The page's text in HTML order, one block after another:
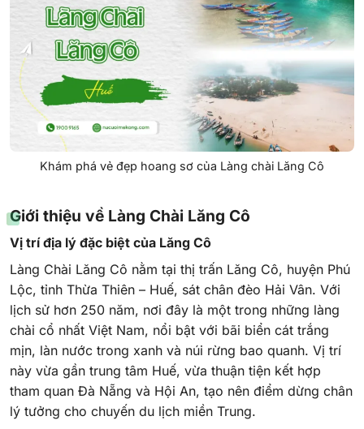
Khám phá vẻ đẹp hoang sơ của Làng chài Lăng Cô
Giới thiệu về Làng Chài Lăng Cô
Vị trí địa lý đặc biệt của Lăng Cô
Làng Chài Lăng Cô nằm tại thị trấn Lăng Cô, huyện Phú
Lộc, tỉnh Thừa Thiên – Huế, sát chân đèo Hải Vân. Với
lịch sử hơn 250 năm, nơi đây là một trong những làng
chài cổ nhất Việt Nam, nổi bật với bãi biển cát trắng
mịn, làn nước trong xanh và núi rừng bao quanh. Vị trí
này vừa gần trung tâm Huế, vừa thuận tiện kết hợp
tham quan Đà Nẵng và Hội An, tạo nên điểm dừng chân
lý tưởng cho chuyến du lịch miền Trung.